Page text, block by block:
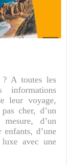
A toutes les
informations
leur voyage,
cher, d’un
d’un
d’une
luxe avec une